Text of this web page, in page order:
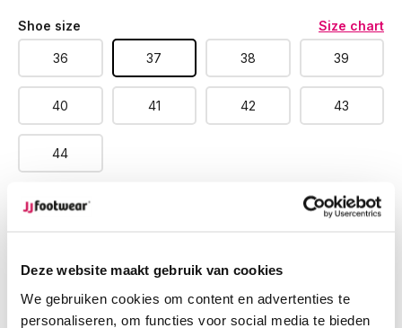
Deze website maakt gebruik van cookies
We gebruiken cookies om content en advertenties te
personaliseren, om functies voor social media te bieden
Shoe size Size chart
36 37 38 39
40 41 42 43
44
Ordered on workdays, shipped within 24 hours